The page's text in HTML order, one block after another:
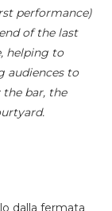
performance)
of the last
helping to
audiences to
the bar, the
dalla fermata